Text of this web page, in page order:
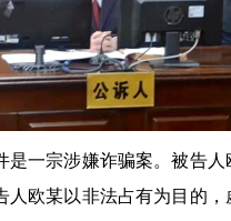
宗涉嫌诈骗案。被告人
人欧某以非法占有为目的